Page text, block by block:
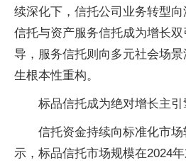
续深化下，信托公司业务转型
信托与资产服务信托成为增长
导，服务信托则向多元社会场
生根本性重构。
标品信托成为绝对增长主引
信托资金持续向标准化市
示，标品信托市场规模在2024